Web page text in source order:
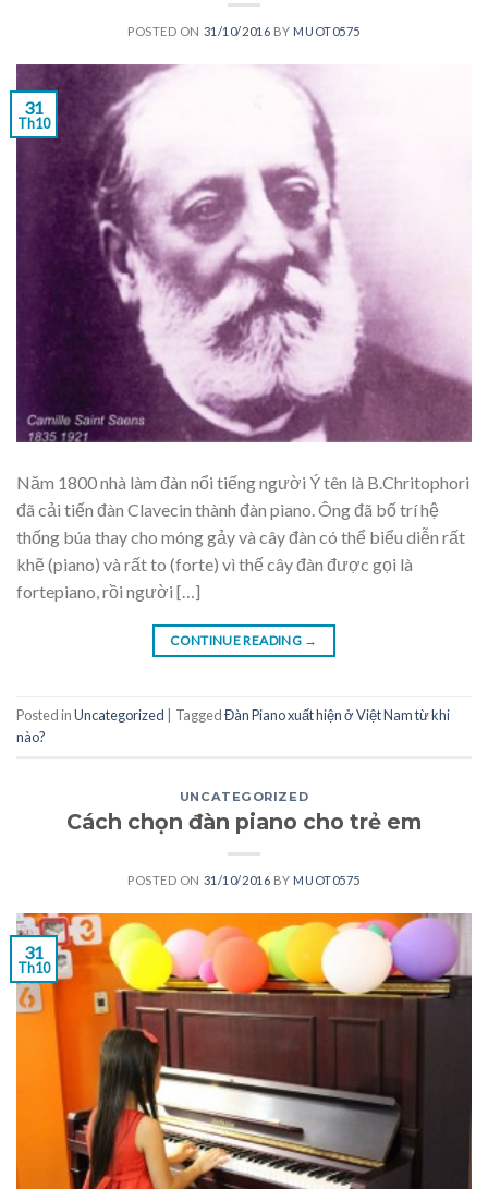
POSTED ON 31/10/2016 BY MUOT0575
31
Th10
Năm 1800 nhà làm đàn nổi tiếng người Ý tên là B.Chritophori
đã cải tiến đàn Clavecin thành đàn piano. Ông đã bố trí hệ
thống búa thay cho móng gảy và cây đàn có thể biểu diễn rất
khẽ (piano) và rất to (forte) vì thế cây đàn được gọi là
fortepiano, rồi người […]
CONTINUE READING →
Posted inUncategorized TaggedĐàn Piano xuất hiện ở Việt Nam từ khi
nào?
UNCATEGORIZED
Cách chọn đàn piano cho trẻ em
POSTED ON 31/10/2016 BY MUOT0575
31
Th10